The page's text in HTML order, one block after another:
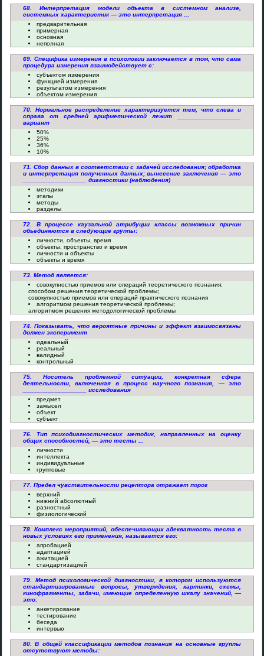
68. Интерпретация модели объекта в системном анализе,
системных характеристик — это интерпретация ...
предварительная
примерная
основная
неполная
69. Специфика измерения в психологии заключается в том, что сама
процедура измерения взаимодействует с:
субъектом измерения
функцией измерения
результатом измерения
объектом измерения
70. Нормальное распределение характеризуется тем, что слева и
справа от средней арифметической лежит __________________
вариант
50%
25%
36%
10%
71. Сбор данных в соответствии с задачей исследования; обработка
и интерпретация полученных данных; вынесение заключения — это
__________________ диагностики (наблюдения)
методики
этапы
методы
разделы
72. В процессе каузальной атрибуции классы возможных причин
объединяются в следующие группы:
личности, объекты, время
объекты, пространство и время
личности и объекты
объекты и время
73. Метод является:
совокупностью приемов или операций теоретического познания;
способом решения теоретической проблемы;
совокупностью приемов или операций практического познания
алгоритмом решения теоретической проблемы;
алгоритмом решения методологической проблемы
74. Показывать, что вероятные причины и эффект взаимосвязаны
должен эксперимент
идеальный
реальный
валидный
контрольный
75. Носитель проблемной ситуации, конкретная сфера
деятельности, включенная в процесс научного познания, — это
__________________ исследования
предмет
замысел
объект
субъект
76. Тип психодиагностических методик, направленных на оценку
общих способностей, — это тесты ...
личности
интеллекта
индивидуальные
групповые
77. Предел чувствительности рецептора отражает порог
верхний
нижний абсолютный
разностный
физиологический
78. Комплекс мероприятий, обеспечивающих адекватность теста в
новых условиях его применения, называется его:
апробацией
адаптацией
ажитацией
стандартизацией
79. Метод психологической диагностики, в котором используются
стандартизированные вопросы, утверждения, картинки, схемы,
кинофрагменты, задачи, имеющие определенную шкалу значений, —
это:
анкетирование
тестирование
беседа
интервью
80. В общей классификации методов познания на основные группы
отсутствуют методы: